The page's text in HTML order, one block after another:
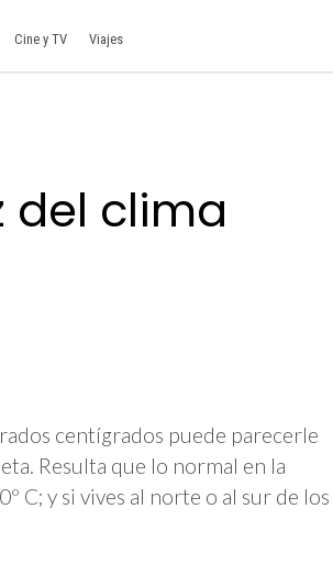
Cine y TV Viajes
del clima
centígrados puede parecerle
Resulta que lo normal en la
C; y si vives al norte o al sur de los